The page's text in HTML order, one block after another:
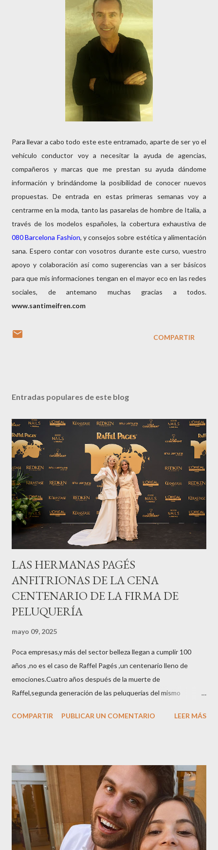
Para llevar a cabo todo este este entramado, aparte de ser yo el
vehículo conductor voy a necesitar la ayuda de agencias,
compañeros y marcas que me prestan su ayuda dándome
información y brindándome la posibilidad de conocer nuevos
propuestas. De entrada en estas primeras semanas voy a
centrarme en la moda, tanto las pasarelas de hombre de Italia, a
través de los modelos españoles, la cobertura exhaustiva de
080 Barcelona Fashion, y consejos sobre estética y alimentación
sana. Espero contar con vosotros durante este curso, vuestro
apoyo y colaboración así como sugerencias van a ser básicos
para que mis informaciones tengan en el mayor eco en las redes
sociales, de antemano muchas gracias a todos.
www.santimeifren.com
COMPARTIR
Entradas populares de este blog
LAS HERMANAS PAGÉS
ANFITRIONAS DE LA CENA
CENTENARIO DE LA FIRMA DE
PELUQUERÍA
mayo 09, 2025
Poca empresas,y más del sector belleza llegan a cumplir 100
años ,no es el caso de Raffel Pagés ,un centenario lleno de
emociones.Cuatro años después de la muerte de
Raffel,segunda generación de las peluquerías del mismo
sector en una cena de reconocimiento.Sus hijas Carolina (CEO
peluquería del grupo.Justo hace unos días Carol Pagés nos
contaba detalles del homenaje en Actualida Rosa en RCE
radio,en el programa que presento todos los jueves de 17 a 18
horas . Carolina y Quionia Pagés Carolina Pagés La cita ,en el
Museu Marítim de BCN ,en las Drassanes reunió a figuras
destacadas del sector,así como clientes, autoridades y medios
COMPARTIR PUBLICAR UN COMENTARIO LEER MÁS